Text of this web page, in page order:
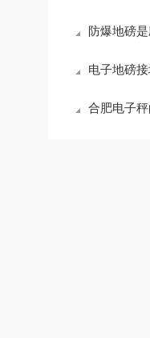
防爆地磅是应用
电子地磅接地的分类8
合肥电子